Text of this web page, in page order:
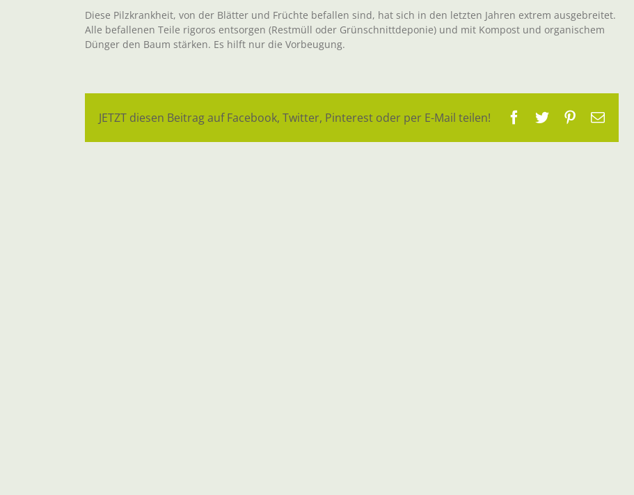
Diese Pilzkrankheit, von der Blätter und Früchte befallen sind, hat sich in den letzten Jahren extrem ausgebreitet.
Alle befallenen Teile rigoros entsorgen (Restmüll oder Grünschnittdeponie) und mit Kompost und organischem
Dünger den Baum stärken. Es hilft nur die Vorbeugung.
JETZT diesen Beitrag auf Facebook, Twitter, Pinterest oder per E-Mail teilen! Facebook
TwitterPinterest
E-